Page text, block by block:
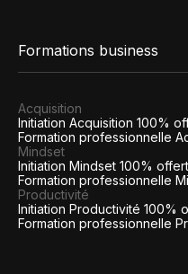
Formations business
Acquisition
Initiation Acquisition 100%
Formation professionnelle
Mindset
Initiation Mindset 100%
Formation professionnelle
Productivité
Initiation Productivité 100%
Formation professionnelle